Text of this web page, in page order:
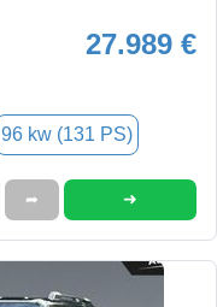
27.989 €
96 kw (131 PS)
➦ ➜